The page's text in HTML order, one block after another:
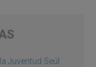
Juventud Seúl